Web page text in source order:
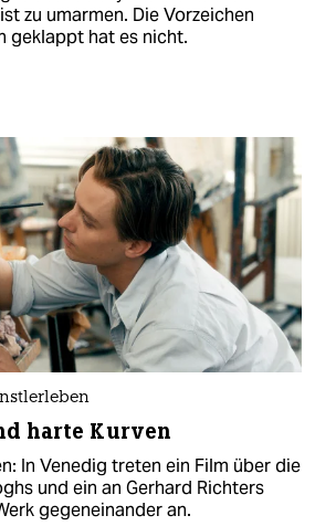
zu umarmen. Die Vorzeichen
geklappt hat es nicht.
harte Kurven
In Venedig treten ein Film über die
und ein an Gerhard Richters
gegeneinander an.